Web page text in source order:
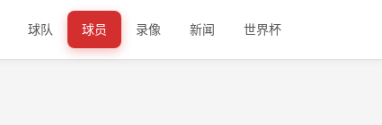
球队 球员 录像 新闻 世界杯